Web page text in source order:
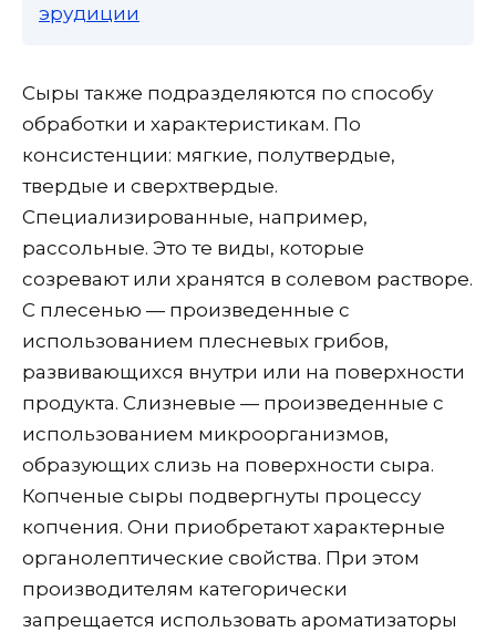
эрудиции
Сыры также подразделяются по способу
обработки и характеристикам. По
консистенции: мягкие, полутвердые,
твердые и сверхтвердые.
Специализированные, например,
рассольные. Это те виды, которые
созревают или хранятся в солевом растворе.
С плесенью — произведенные с
использованием плесневых грибов,
развивающихся внутри или на поверхности
продукта. Слизневые — произведенные с
использованием микроорганизмов,
образующих слизь на поверхности сыра.
Копченые сыры подвергнуты процессу
копчения. Они приобретают характерные
органолептические свойства. При этом
производителям категорически
запрещается использовать ароматизаторы